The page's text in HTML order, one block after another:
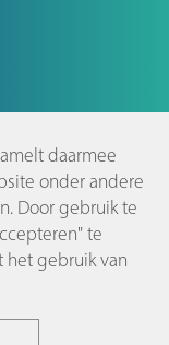
daarmee
onder andere
Door gebruik te
te
het gebruik van